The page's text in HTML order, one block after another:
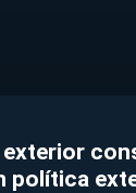
política